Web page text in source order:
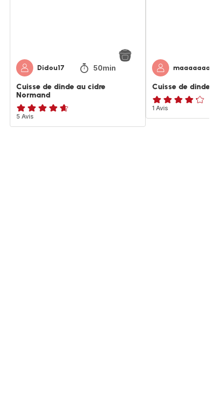
Didou17 50min
Cuisse de dinde au cidre
Normand
ratings.4.6
5 Avis
Cuisse de dinde,
ratings.4.2
1 Avis